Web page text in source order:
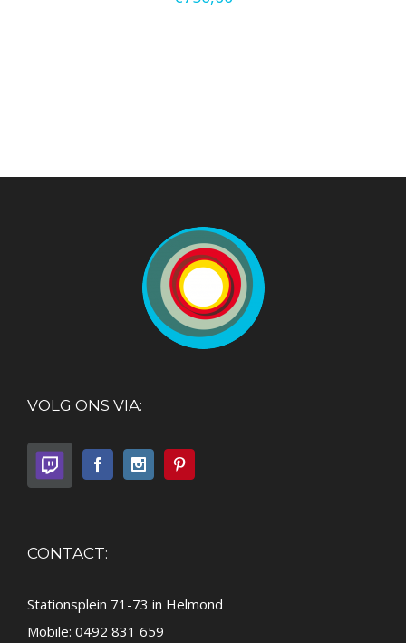
VOLG ONS VIA:
CONTACT:
Stationsplein 71-73 in Helmond
Mobile: 0492 831 659